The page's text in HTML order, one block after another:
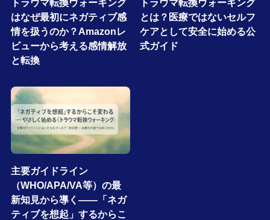
トラウマ転換ウォーキング
はなぜ最初にネガティブ感
情を扱うのか？Amazonレ
ビューから考える感情解放
と転換
トラウマ転換ウォーキング
とは？医療ではないセルフ
ケアとして安全に始める公
式ガイド
主要ガイドライン
（WHO/APA/VA等）の最
新知見から導く――「ネガ
ティブを想起」するからこ